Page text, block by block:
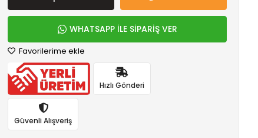
WHATSAPP İLE SİPARİŞ VER
Favorilerime ekle
Hızlı Gönderi
Güvenli Alışveriş